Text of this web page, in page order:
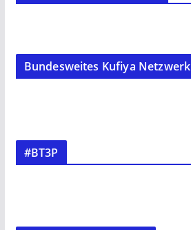
Bundesweites Kufiya Netzwerk
#BT3P